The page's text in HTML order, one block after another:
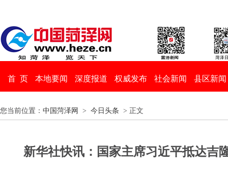
首 页 本地要闻 深度报道 权威发布 社会新闻 县区新闻
您当前位置： 中国菏泽网 > 今日头条 > 正文
新华社快讯：国家主席习近平抵达吉